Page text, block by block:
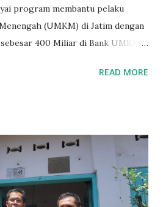
program membantu pelaku
(UMKM) di Jatim dengan
400 Miliar di Bank UMKM
Anggota Komisi
pinjaman lunak untuk mereka. "
di Blitar,Kediri dan
sana tak mengetahui ada
UMKM untuk para pelaku
READ MORE